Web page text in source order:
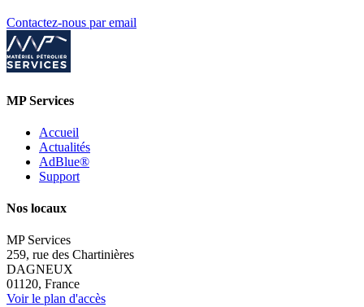
Contactez-nous par email
MP Services
Accueil
Actualités
AdBlue®
Support
Nos locaux
MP Services
259, rue des Chartinières
DAGNEUX
01120, France
Voir le plan d'accès